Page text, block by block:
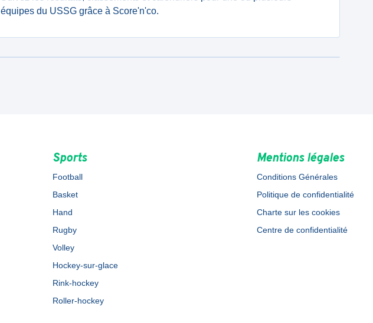
équipes du USSG grâce à Score'n'co.
Sports
Football
Basket
Hand
Rugby
Volley
Hockey-sur-glace
Rink-hockey
Roller-hockey
Mentions légales
Conditions Générales
Politique de confidentialité
Charte sur les cookies
Centre de confidentialité